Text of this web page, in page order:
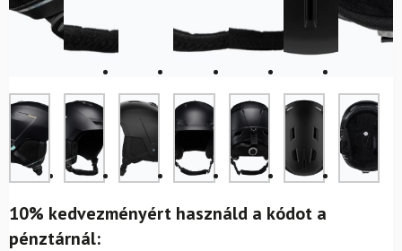
10% kedvezményért használd a kódot a
pénztárnál: